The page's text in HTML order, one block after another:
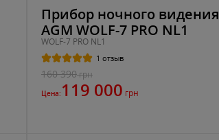
Прибор ночного видения
AGM WOLF-7 PRO NL1
WOLF-7 PRO NL1
1 отзыв
160 390грн
Цена: 119 000 грн